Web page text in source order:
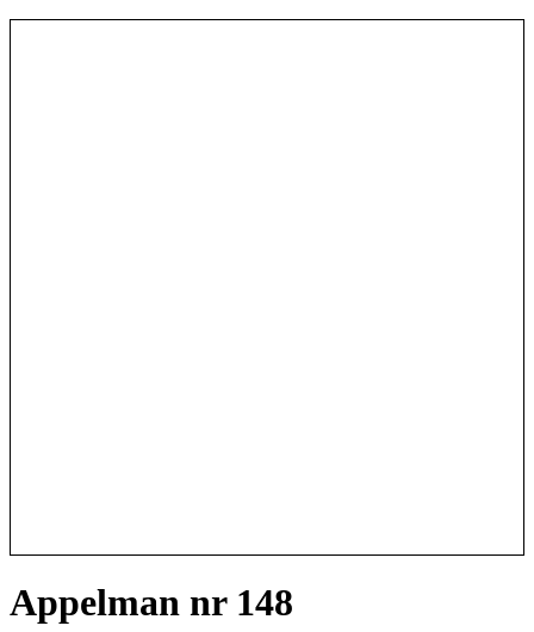
Appelman nr 148